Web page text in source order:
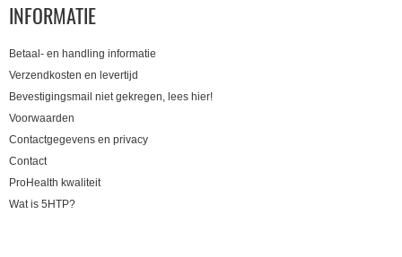
INFORMATIE
Betaal- en handling informatie
Verzendkosten en levertijd
Bevestigingsmail niet gekregen, lees hier!
Voorwaarden
Contactgegevens en privacy
Contact
ProHealth kwaliteit
Wat is 5HTP?